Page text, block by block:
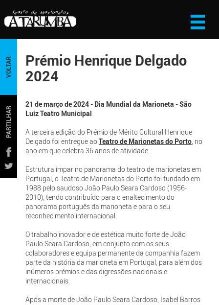
VOLTAR
PARTILHAR
Prémio Henrique Delgado
2024
21 de março de 2024 - Dia Mundial da Marioneta - São
Luiz Teatro Municipal
A terceira edição do Prémio de Mérito Cultural Henrique
Delgado foi entregue aoTeatro de Marionetas do Porto, no
ano em que celebra 36 anos de atividade.
Estrutura ímpar no panorama do teatro de marionetas em
Portugal, o Teatro de Marionetas do Porto foi fundado em
1988 pelo saudoso João Paulo Seara Cardoso (1956-
2010), tendo contribuído para o enaltecimento do
panorama português da marioneta e para o seu
reconhecimento internacional.
O trabalho inovador e de estética muito forte de João
Paulo Seara Cardoso, em conjunto com os seus
colaboradores e equipa permanente da companhia fazem
parte da história da marioneta em Portugal, para além dos
inúmeros prémios e das digressões nacionais e
internacionais.
Após a morte de João Paulo Seara Cardoso, Isabel Barros